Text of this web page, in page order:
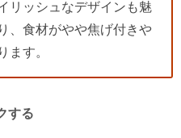
リッシュなデザインも魅
、食材がやや焦げ付きや
ます。
する